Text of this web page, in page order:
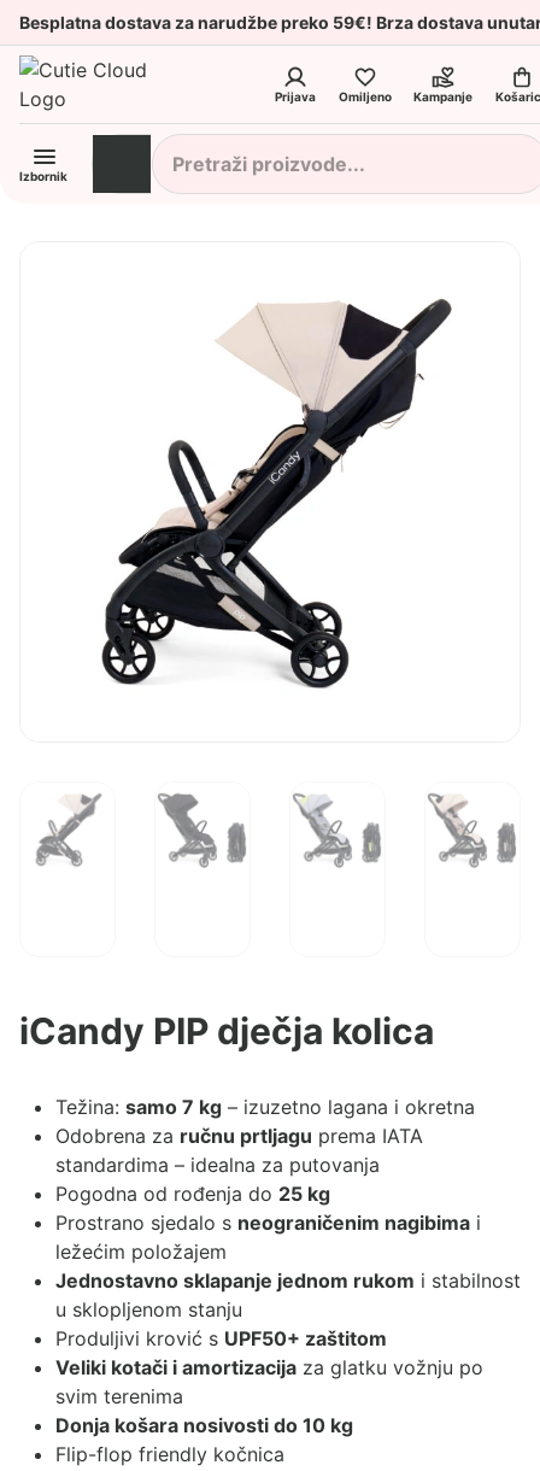
Besplatna dostava za narudžbe preko 59€! Brza dostava
Prijava Omiljeno Kampanje
Izbornik
iCandy PIP dječja kolica
Težina: samo 7 kg – izuzetno lagana i okretna
Odobrena za ručnu prtljagu prema IATA
standardima – idealna za putovanja
Pogodna od rođenja do 25 kg
Prostrano sjedalo s neograničenim nagibima i
ležećim položajem
Jednostavno sklapanje jednom rukom i stabilnost
u sklopljenom stanju
Produljivi krović s UPF50+ zaštitom
Veliki kotači i amortizacija za glatku vožnju po
svim terenima
Donja košara nosivosti do 10 kg
Flip-flop friendly kočnica